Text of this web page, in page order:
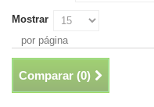
Mostrar
por página
Comparar (0)